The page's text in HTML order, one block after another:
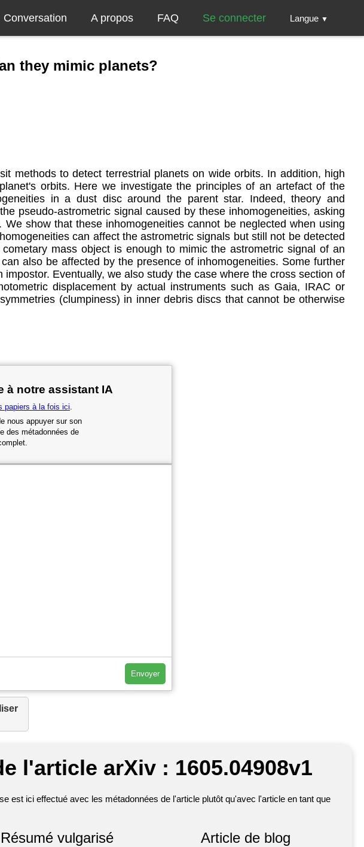
Conversation A propos FAQ Se connecter Langue ▼
they mimic planets?
methods to detect terrestrial planets on wide orbits. In addition, high
orbits. Here we investigate the principles of an artefact of the
in a dust disc around the parent star. Indeed, theory and
pseudo-astrometric signal caused by these inhomogeneities, asking
show that these inhomogeneities cannot be neglected when using
can affect the astrometric signals but still not be detected
mass object is enough to mimic the astrometric signal of an
also be affected by the presence of inhomogeneities. Some further
Eventually, we also study the case where the cross section of
displacement by actual instruments such as Gaia, IRAC or
(clumpiness) in inner debris discs that cannot be otherwise
à notre assistant IA
papiers à la fois ici.
nous appuyer sur son
des métadonnées de
Envoyer
l'article arXiv : 1605.04908v1
est ici effectué avec les métadonnées de l'article plutôt qu'avec l'article en tant que
Résumé vulgarisé Article de blog